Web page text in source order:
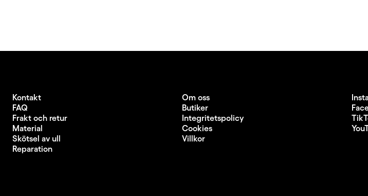
Kontakt
FAQ
Frakt och retur
Material
Skötsel av ull
Reparation
Om oss
Butiker
Integritetspolicy
Cookies
Villkor